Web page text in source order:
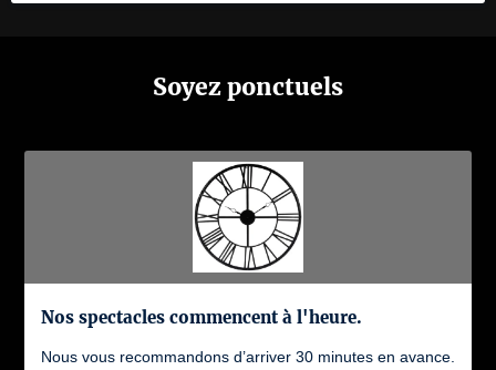
Soyez ponctuels
Nos spectacles commencent à l'heure.
Nous vous recommandons d’arriver 30 minutes en avance.